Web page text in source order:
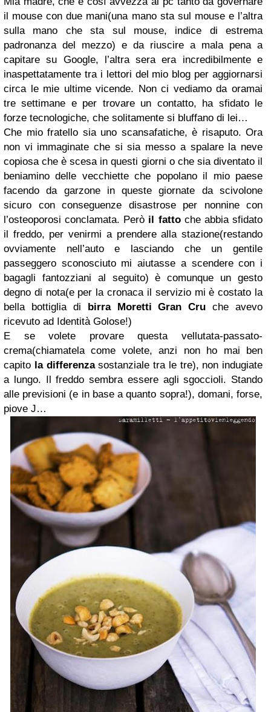
il mouse con due mani(una mano sta sul mouse e l’altra
sulla mano che sta sul mouse, indice di estrema
padronanza del mezzo) e da riuscire a mala pena a
capitare su Google, l’altra sera era incredibilmente e
inaspettatamente tra i lettori del mio blog per aggiornarsi
circa le mie ultime vicende. Non ci vediamo da oramai
tre settimane e per trovare un contatto, ha sfidato le
forze tecnologiche, che solitamente si bluffano di lei…
Che mio fratello sia uno scansafatiche, è risaputo. Ora
non vi immaginate che si sia messo a spalare la neve
copiosa che è scesa in questi giorni o che sia diventato il
beniamino delle vecchiette che popolano il mio paese
facendo da garzone in queste giornate da scivolone
sicuro con conseguenze disastrose per nonnine con
l’osteoporosi conclamata. Però il fattoche abbia sfidato
il freddo, per venirmi a prendere alla stazione(restando
ovviamente nell’auto e lasciando che un gentile
passeggero sconosciuto mi aiutasse a scendere con i
bagagli fantozziani al seguito) è comunque un gesto
degno di nota(e per la cronaca il servizio mi è costato la
bella bottiglia di
birraMoretti Gran Cru che avevo
ricevuto ad Identità Golose!)
E se volete provare questa vellutata-passato-
crema(chiamatela come volete, anzi non ho mai ben
capito la differenzasostanziale tra le tre), non indugiate
a lungo. Il freddo sembra essere agli sgoccioli. Stando
alle previsioni (e in base a quanto sopra!), domani, forse,
piove J…